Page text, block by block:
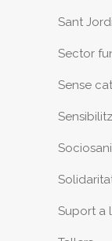
Sant Jordi
Sector
Sense
Suport a